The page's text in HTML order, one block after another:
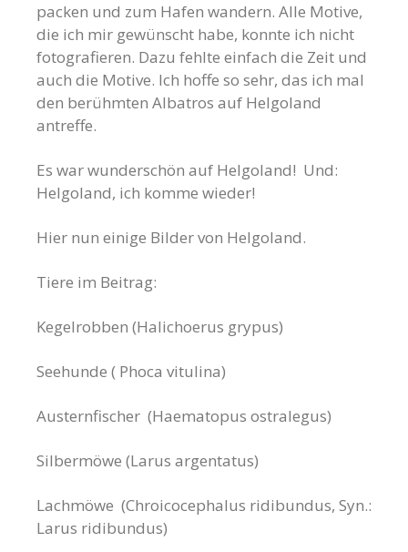
packen und zum Hafen wandern. Alle Motive,
die ich mir gewünscht habe, konnte ich nicht
fotografieren. Dazu fehlte einfach die Zeit und
auch die Motive. Ich hoffe so sehr, das ich mal
den berühmten Albatros auf Helgoland
antreffe.
Es war wunderschön auf Helgoland! Und:
Helgoland, ich komme wieder!
Hier nun einige Bilder von Helgoland.
Tiere im Beitrag:
Kegelrobben (Halichoerus grypus)
Seehunde ( Phoca vitulina)
Austernfischer (Haematopus ostralegus)
Silbermöwe (Larus argentatus)
Lachmöwe (Chroicocephalus ridibundus, Syn.:
Larus ridibundus)